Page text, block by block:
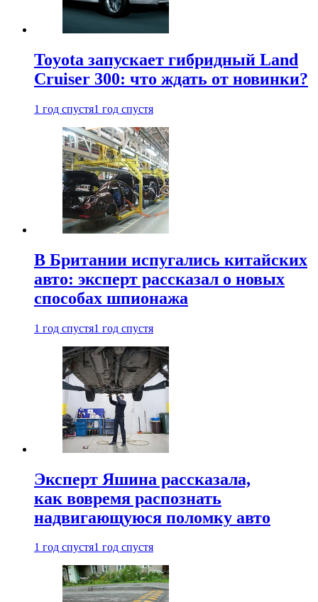
Toyota запускает гибридный Land
Cruiser 300: что ждать от новинки?
1 год спустя1 год спустя
В Британии испугались китайских
авто: эксперт рассказал о новых
способах шпионажа
1 год спустя1 год спустя
Эксперт Яшина рассказала,
как вовремя распознать
надвигающуюся поломку авто
1 год спустя1 год спустя